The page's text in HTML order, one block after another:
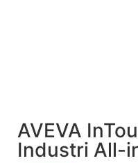
AVEVA
Industri All-